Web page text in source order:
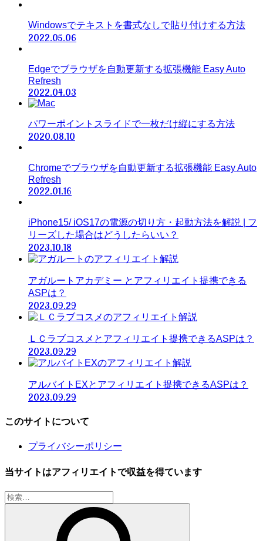
Windowsでテキストを書式なしで貼り付けする方法
2022.05.06
Edgeでブラウザを自動更新する拡張機能 Easy Auto
Refresh
2022.04.03
パワーポイントスライドで一枚だけ縦にする方法
2020.08.10
Chromeでブラウザを自動更新する拡張機能 Easy Auto
Refresh
2022.01.16
iPhone15/ iOS17の電源の切り方・起動方法を解説 | フ
リーズした場合はどうしたらいい？
2023.10.18
アガルートアカデミー とアフィリエイト提携できる
ASPは？
2023.09.29
ＬＣラブコスメとアフィリエイト提携できるASPは？
2023.09.29
アルバイトEXとアフィリエイト提携できるASPは？
2023.09.29
このサイトについて
プライバシーポリシー
当サイトはアフィリエイトで収益を得ています
検
索: